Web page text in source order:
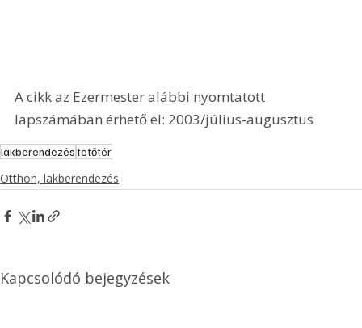
A cikk az Ezermester alábbi nyomtatott
lapszámában érhető el: 2003/július-augusztus
lakberendezéstetőtér
Otthon, lakberendezés
Kapcsolódó bejegyzések